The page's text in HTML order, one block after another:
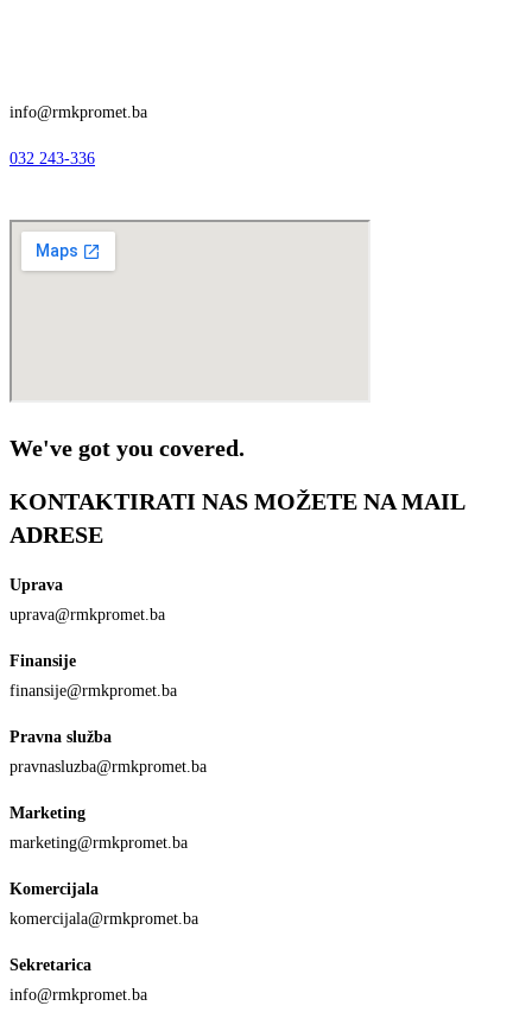
info@rmkpromet.ba
032 243-336
We've got you covered.
KONTAKTIRATI NAS MOŽETE NA MAIL
ADRESE
Uprava
uprava@rmkpromet.ba
Finansije
finansije@rmkpromet.ba
Pravna služba
pravnasluzba@rmkpromet.ba
Marketing
marketing@rmkpromet.ba
Komercijala
komercijala@rmkpromet.ba
Sekretarica
info@rmkpromet.ba